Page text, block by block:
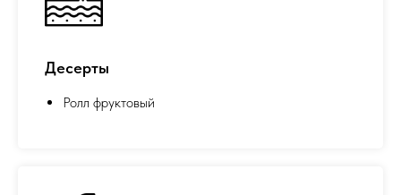
Десерты
Ролл фруктовый